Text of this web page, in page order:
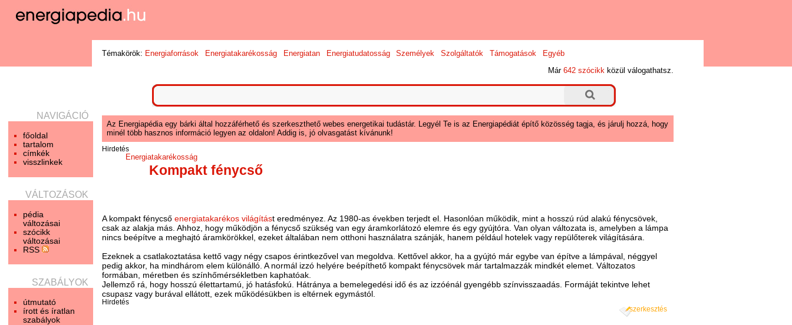
NAVIGÁCIÓ
főoldal
tartalom
címkék
visszlinkek
VÁLTOZÁSOK
pédia
változásai
szócikk
változásai
RSS
SZABÁLYOK
útmutató
írott és íratlan
szabályok
Témakörök: Energiaforrások Energiatakarékosság Energiatan Energiatudatosság Személyek Szolgáltatók Támogatások
Egyéb
Már642 szócikk közül válogathatsz.
Az Energiapédia egy bárki által hozzáférhető és szerkeszthető webes energetikai tudástár. Legyél Te is az Energiapédiát építő közösség tagja, és járulj hozzá, hogy
minél több hasznos információ legyen az oldalon! Addig is, jó olvasgatást kívánunk!
Hirdetés
Energiatakarékosság
Kompakt fénycső
A kompakt fénycsőenergiatakarékos világítást eredményez. Az 1980-as években terjedt el. Hasonlóan működik, mint a hosszú rúd alakú fénycsövek,
csak az alakja más. Ahhoz, hogy működjön a fénycső szükség van egy áramkorlátozó elemre és egy gyújtóra. Van olyan változata is, amelyben a lámpa
nincs beépítve a meghajtó áramkörökkel, ezeket általában nem otthoni használatra szánják, hanem például hotelek vagy repülőterek világítására.
Ezeknek a csatlakoztatása kettő vagy négy csapos érintkezővel van megoldva. Kettővel akkor, ha a gyújtó már egybe van építve a lámpával, néggyel
pedig akkor, ha mindhárom elem különálló. A normál izzó helyére beépíthető kompakt fénycsövek már tartalmazzák mindkét elemet. Változatos
formában, méretben és színhőmérsékletben kaphatóak.
Jellemző rá, hogy hosszú élettartamú, jó hatásfokú. Hátránya a bemelegedési idő és az izzóénál gyengébb színvisszaadás. Formáját tekintve lehet
csupasz vagy burával ellátott, ezek működésükben is eltérnek egymástól.
szerkesztés
Hirdetés